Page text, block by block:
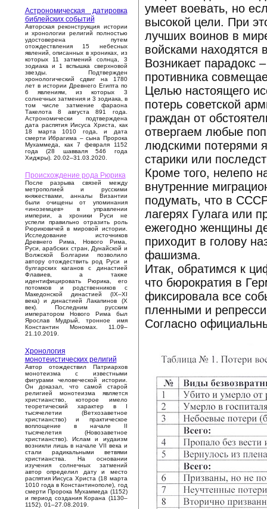
Астрономическая датировка
библейских событий
Авторская реконструкция истории
и хронологии религий полностью
удостоверена путем
отождествления 15 небесных
явлений, описанных в хрониках, из
которых 11 затмений солнца, 3
зодиака и 1 вспышка сверхновой
звезды. Подтвержден
хронологический сдвиг на 1780
лет в истории Древнего Египта по
6 явлениям, из которых 3
солнечных затмения и 3 зодиака, в
том числе затмение фараона
Такелота 8 августа 891 года.
Астрономически подтверждена
дата распятия Иисуса Христа, как
18 марта 1010 года, и дата
смерти Ибрагима – сына Пророка
Мухаммеда, как 7 февраля 1152
года (28 шавваля 546 года
Хиджры). 20.02–31.03.2020.
Происхождение рода Рюрика
После разрыва связей между
метрополией и русскими
княжествами, анналы Византии
были очищены от упоминания
«иноземцев» в управлении
империи, а хроники Руси не
успели правильно отразить роль
Рюриковичей в мировой истории.
Исследование источников
Древнего Рима, Нового Рима,
Руси, арабских стран, Дунайской и
Волжской Болгарии позволило
автору отождествить род Руси и
булгарских каганов с династией
Флавиев, а также
идентифицировать Рюрика, его
потомков и родственников с
Македонской династией (IX–XI
века) и династией Лакапинов (X
век). Последним русским
императором Нового Рима был
Ярослав Мудрый, тронное имя
Константин Мономах. 11.09–
21.10.2019.
Хронология
монотеистических религий
Автор отождествил Патриархов
монотеизма с известными
фигурами человеческой истории.
Он доказал, что самой старой
религией монотеизма является
христианство, которое имело
теоретический характер в I
тысячелетии (Ветхозаветное
христианство) и практическое
воплощение в начале II
тысячелетия (Новозаветное
христианство). Ислам и иудаизм
возникли лишь в начале VII века и
стали радикальными ветвями
христианства. На основании
изучения солнечных затмений
автор определил дату и место
распятия Иисуса Христа (18 марта
1010 года в Константинополе), год
смерти Пророка Мухаммеда (1152)
и период создания Корана (1130–
1152). 01–27.08.2019.
умеет воевать, но
высокой цели. При
лучших воинов в
войсками находятся
Возникает парадокс
противника
Целью настоящего
потерь советской
граждан от
отвергаем любые
людскими потерями
старики или
Кроме того, нелепо
внутренние
подумать, что в
лагерях Гулага или
ежегодно женщины
приходит в голову
фашизма.
Итак, обратимся к
что бюрократия в
фиксировала все
пленными и
Согласно